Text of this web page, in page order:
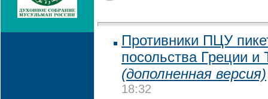
Противники ПЦУ
посольства Греции
(дополненная версия)
18:32